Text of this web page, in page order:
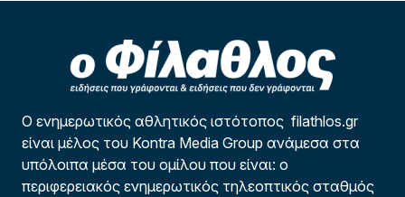
Ο ενημερωτικός αθλητικός ιστότοπος filathlos.gr
είναι μέλος του Kontra Media Group ανάμεσα στα
υπόλοιπα μέσα του ομίλου που είναι: ο
περιφερειακός ενημερωτικός τηλεοπτικός σταθμός